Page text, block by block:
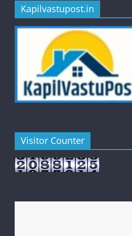
Kapilvastupost.in
Visitor Counter